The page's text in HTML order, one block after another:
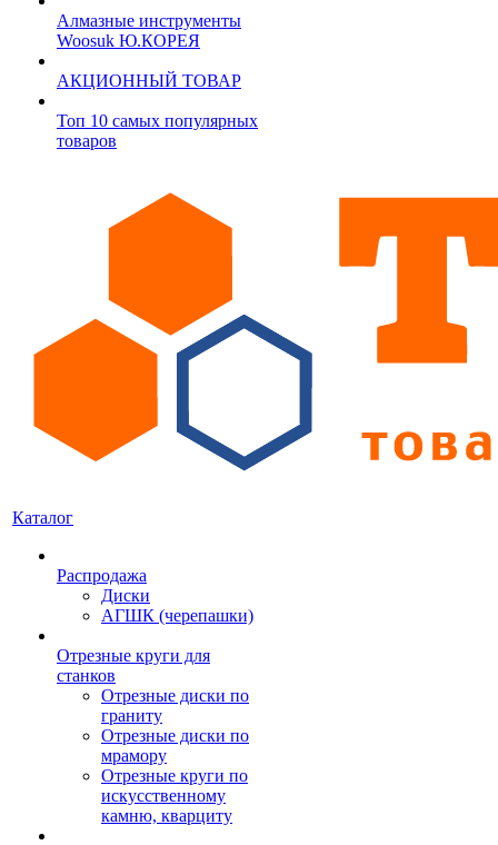
Алмазные инструменты
Woosuk Ю.КОРЕЯ
АКЦИОННЫЙ ТОВАР
Топ 10 самых популярных
товаров
Каталог
Распродажа
Диски
АГШК (черепашки)
Отрезные круги для
станков
Отрезные диски по
граниту
Отрезные диски по
мрамору
Отрезные круги по
искусственному
камню, кварциту